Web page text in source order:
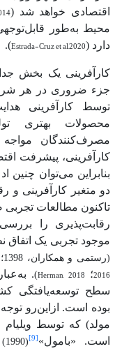
اقتصادی خواهد شد (
محیط به‌طور
دارد (Estrada-Cruz et al,2020
).
کارآفرینی یک بخش
جزء ضروری در هر
توسط کارآفرینی
محصولات بهتری
مصرف‌کنندگان مواجه
کارآفرینی، پیشرفت
بنابراین می‌توان چنین
دو متغیر کارآفرینی و
تاکنون مطالعات تجربی
رقابت‌پذیری را
موجود تجربی یک
(رستمی و همکاران، 1398؛ محمدی و زیوری، 1399؛
2016؛ Herman, 2018
)
.
سطح توسعه‌یافتگی
بوده است. ازاین‌رو
مولد) که توسط
است. «بامول» [9]
(1990)